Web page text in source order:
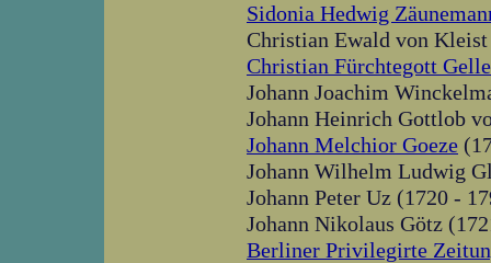
Sidonia Hedwig
Christian Ewald von
Christian Fürchtegott
Johann Joachim
Johann Heinrich Gottlob
Johann Melchior Goeze
Johann Wilhelm Ludwig
Johann Peter Uz (1720 -
Johann Nikolaus Götz
Berliner Privilegirte